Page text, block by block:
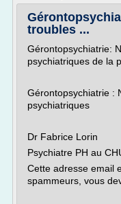
troubles ...
Gérontopsychiatrie:
psychiatriques de la
Gérontopsychiatrie :
psychiatriques
Dr Fabrice Lorin
Psychiatre PH au
Cette adresse email
spammeurs, vous